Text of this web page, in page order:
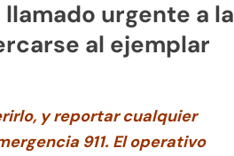
urgente a la
al ejemplar
y reportar cualquier
911. El operativo